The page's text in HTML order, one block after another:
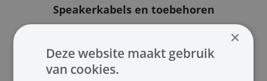
Speakerkabels en toebehoren
0.35 mm² 0.5 mm²
×
Deze website maakt gebruik
van cookies.